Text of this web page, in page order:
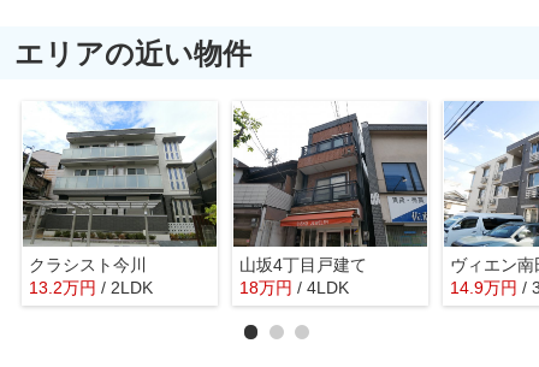
エリアの近い物件
クラシスト今川
13.2万円 / 2LDK
山坂4丁目戸建て
18万円 / 4LDK
ヴィエン
14.9万円 /